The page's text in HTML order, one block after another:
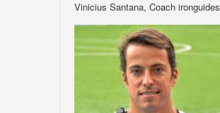
Vinicius Santana, Coach ironguides